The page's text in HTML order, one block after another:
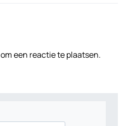
om een reactie te plaatsen.